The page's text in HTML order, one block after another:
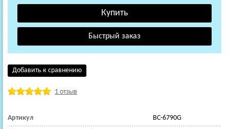
Добавить к сравнению
1 отзыв
Артикул ВС-6790G